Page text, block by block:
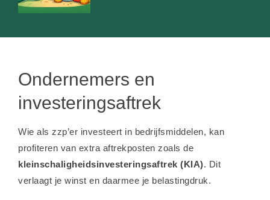
Ondernemers en
investeringsaftrek
Wie als zzp’er investeert in bedrijfsmiddelen, kan
profiteren van extra aftrekposten zoals de
kleinschaligheidsinvesteringsaftrek (KIA). Dit
verlaagt je winst en daarmee je belastingdruk.